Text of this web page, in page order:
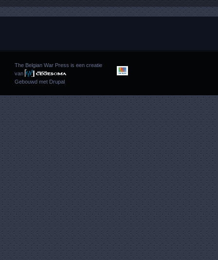
The Belgian War Press is een creatie
van
Gebouwd met Drupal